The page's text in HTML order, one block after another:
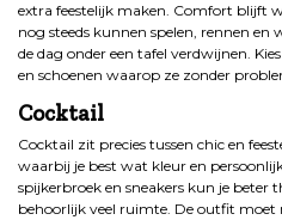
extra feestelijk maken. Comfort blijft
nog steeds kunnen spelen, rennen en
de dag onder een tafel verdwijnen.
en schoenen waarop ze zonder
Cocktail
Cocktail zit precies tussen chic en
waarbij je best wat kleur en
spijkerbroek en sneakers kun je beter
behoorlijk veel ruimte. De outfit moet